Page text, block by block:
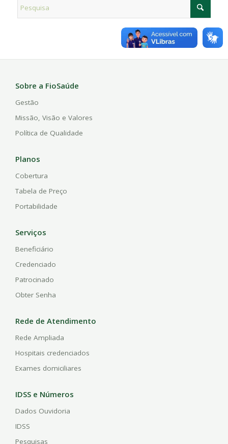
Sobre a FioSaúde
Gestão
Missão, Visão e Valores
Política de Qualidade
Planos
Cobertura
Tabela de Preço
Portabilidade
Serviços
Beneficiário
Credenciado
Patrocinado
Obter Senha
Rede de Atendimento
Rede Ampliada
Hospitais credenciados
Exames domiciliares
IDSS e Números
Dados Ouvidoria
IDSS
Pesquisas